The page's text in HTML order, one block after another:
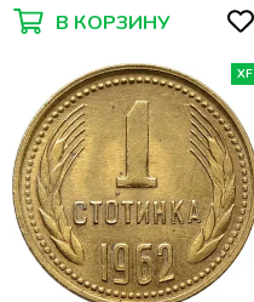
В КОРЗИНУ
XF